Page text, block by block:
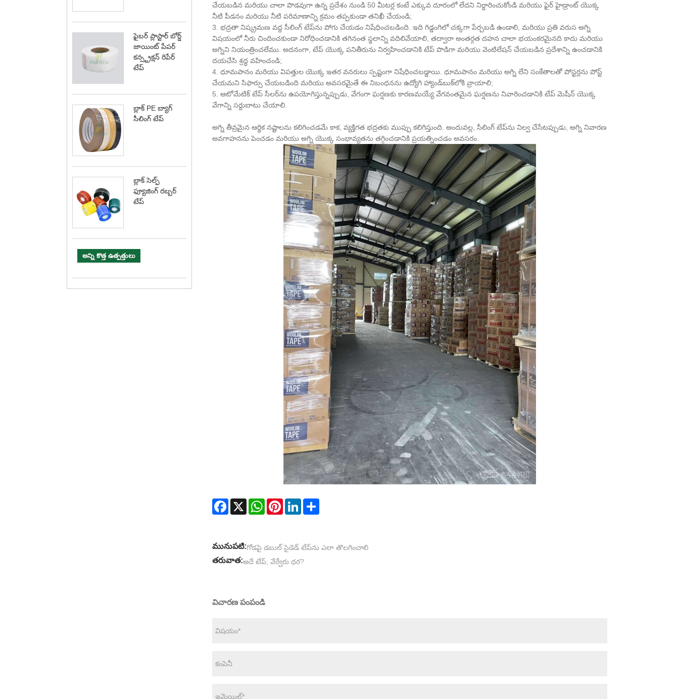
ఫైబర్ ప్లాస్టార్ బోర్డ్
జాయింట్ పేపర్
కన్స్ట్రక్షన్ రిపేర్
టేప్
బ్లాక్ PE బ్యాగ్
సీలింగ్ టేప్
బ్లాక్ సెల్ఫ్
ఫ్యూజింగ్ రబ్బర్
టేప్
అన్ని కొత్త ఉత్పత్తులు
చేయబడిన మరియు చాలా పొడవుగా ఉన్న ప్రదేశం నుండి 50 మీటర్ల కంటే ఎక్కువ దూరంలో లేదని నిర్ధారించుకోండి మరియు ఫైర్ హైడ్రాంట్ యొక్క
నీటి పీడనం మరియు నీటి పరిమాణాన్ని క్రమం తప్పకుండా తనిఖీ చేయండి;
3. భద్రతా నిష్క్రమణ వద్ద సీలింగ్ టేప్‌ను పోగు చేయడం నిషేధించబడింది. ఇది గిడ్డంగిలో చక్కగా పేర్చబడి ఉండాలి, మరియు ప్రతి వరుస అగ్ని
విషయంలో నీరు చిందించకుండా నిరోధించడానికి తగినంత స్థలాన్ని వదిలివేయాలి, తద్వారా అంతర్గత దహన చాలా భయంకరమైనది కాదు మరియు
అగ్నిని నియంత్రించలేము. అదనంగా, టేప్ యొక్క పనితీరును నిర్వహించడానికి టేప్ పొడిగా మరియు వెంటిలేషన్ చేయబడిన ప్రదేశాన్ని ఉంచడానికి
దయచేసి శ్రద్ధ వహించండి;
4. ధూమపానం మరియు విపత్తుల యొక్క ఇతర వనరులు స్పష్టంగా నిషేధించబడ్డాయి. ధూమపానం మరియు అగ్ని లేని సంకేతాలతో పోస్టర్లను పోస్ట్
చేయమని సిఫార్సు చేయబడింది మరియు అవసరమైతే ఈ నిబంధనను ఉద్యోగి హ్యాండ్‌బుక్‌లోకి వ్రాయాలి;
5. ఆటోమేటిక్ టేప్ సీలర్‌ను ఉపయోగిస్తున్నప్పుడు, వేగంగా ఘర్షణకు కారణమయ్యే వేగవంతమైన ఘర్షణను నివారించడానికి టేప్ మెషీన్ యొక్క
వేగాన్ని సర్దుబాటు చేయాలి.
అగ్ని తీవ్రమైన ఆర్థిక నష్టాలను కలిగించడమే కాక, వ్యక్తిగత భద్రతకు ముప్పు కలిగిస్తుంది. అందువల్ల, సీలింగ్ టేప్‌ను నిల్వ చేసేటప్పుడు, అగ్ని నివారణ
అవగాహనను పెంచడం మరియు అగ్ని యొక్క సంభావ్యతను తగ్గించడానికి ప్రయత్నించడం అవసరం.
Facebook
X WhatsAppPinterestLinkedInShare
మునుపటి:గోడపై డబుల్ సైడెడ్ టేప్‌ను ఎలా తొలగించాలి
తరువాత:అదే టేప్, వేర్వేరు ధర?
విచారణ పంపండి